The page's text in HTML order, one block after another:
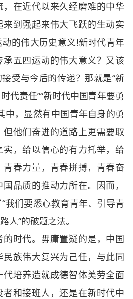
在近代以来久经磨难的中华
来到强起来伟大飞跃的生动实
的伟大历史意义!新时代青年
五四运动的伟大意义？又该
受与今后的传递？那就是“新
代责任”“新时代中国青年要勇
中，显然有中国青年自身的勇
他们奋进的道路上更需要取
，给以信心的有力托举，给
青春力量，青春拼搏，青春奋
品质的推动力所在。因而，
我们要悉心教育青年、引导青
人”的破题之法。
时代。毋庸置疑的是，中国
族伟大复兴为己任，与此同
培养造就成德智体美劳全面
和接班人，还是在新时代中